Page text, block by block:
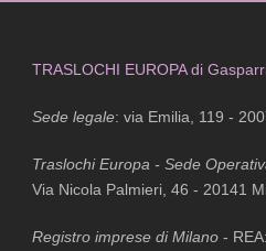
TRASLOCHI EUROPA di
Sede legale: via Emilia, 119 -
Traslochi Europa - Sede
Via Nicola Palmieri, 46 - 20141
Registro imprese di Milano -